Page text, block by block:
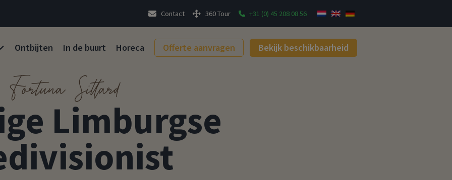
Contact 360 Tour +31 (0) 45 208 08 56
Ontbijten In de buurt Horeca Offerte aanvragen Bekijk beschikbaarheid
Fortuna Sittard
Limburgse